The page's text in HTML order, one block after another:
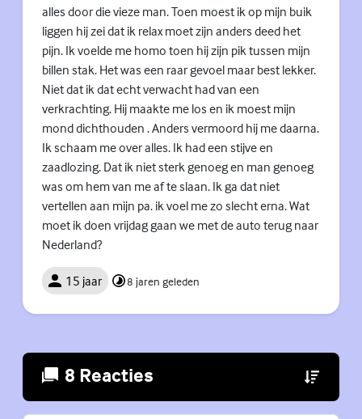
alles door die vieze man. Toen moest ik op mijn buik
liggen hij zei dat ik relax moet zijn anders deed het
pijn. Ik voelde me homo toen hij zijn pik tussen mijn
billen stak. Het was een raar gevoel maar best lekker.
Niet dat ik dat echt verwacht had van een
verkrachting. Hij maakte me los en ik moest mijn
mond dichthouden . Anders vermoord hij me daarna.
Ik schaam me over alles. Ik had een stijve en
zaadlozing. Dat ik niet sterk genoeg en man genoeg
was om hem van me af te slaan. Ik ga dat niet
vertellen aan mijn pa. ik voel me zo slecht erna. Wat
moet ik doen vrijdag gaan we met de auto terug naar
Nederland?
15 jaar 8 jaren geleden
8 Reacties (Externe